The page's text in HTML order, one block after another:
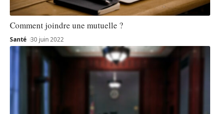
Comment joindre une mutuelle ?
Santé 30 juin 2022